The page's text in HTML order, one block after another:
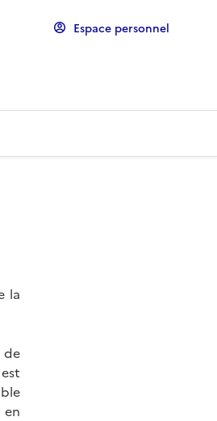
Espace personnel
la
de
en